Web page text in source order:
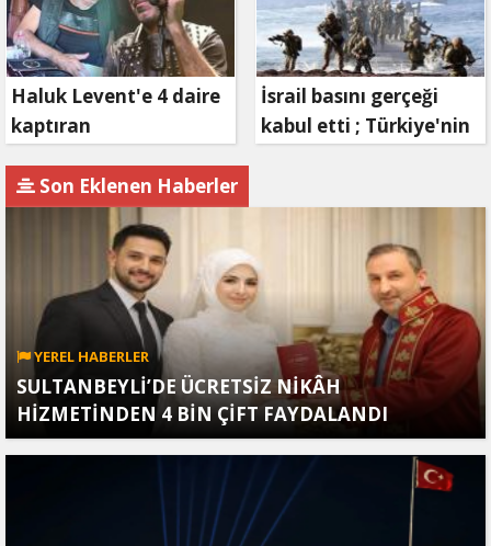
Haluk Levent'e 4 daire
kaptıran
savcılıkta aldı
İsrail basını gerçeği
kabul etti ; Türkiye'nin
Son Eklenen Haberler
YEREL HABERLER
SULTANBEYLİ’DE ÜCRETSİZ NİKÂH
HİZMETİNDEN 4 BİN ÇİFT FAYDALANDI